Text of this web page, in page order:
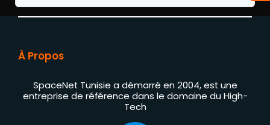
À Propos
SpaceNet Tunisie a démarré en 2004, est une
entreprise de référence dans le domaine du High-
Tech